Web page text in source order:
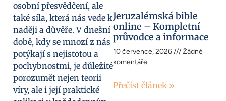
osobní přesvědčení, ale
také síla, která nás vede k
naději a důvěře. V dnešní
době, kdy se mnozí z nás
potýkají s nejistotou a
pochybnostmi, je důležité
porozumět nejen teorii
víry, ale i její praktické
Jeruzalémská bible
online – Kompletní
průvodce a informace
10 července, 2026
Žádné
komentáře
Přečíst článek »